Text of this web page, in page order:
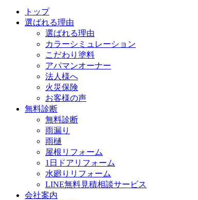
トップ
選ばれる理由
選ばれる理由
カラーシミュレーション
こだわり塗料
アパマンオーナー
法人様へ
火災保険
お客様の声
無料診断
無料診断
雨漏り
雨樋
屋根リフォーム
1日ドアリフォーム
水廻りリフォーム
LINE無料見積相談サービス
会社案内